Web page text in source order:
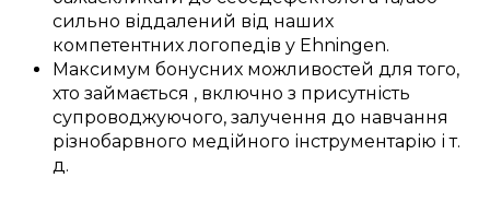
сильно віддалений від наших
компетентнихлогопедів у Ehningen.
Максимум бонусних можливостей длятого,
хто займається , включно з присутність
супроводжуючого, залучення до навчання
різнобарвного медійного інструментарію і т.
д.